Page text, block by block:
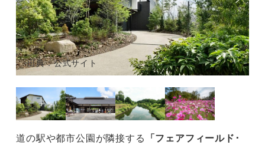
出典：公式サイト
道の駅や都市公園が隣接する 「フェアフィールド･